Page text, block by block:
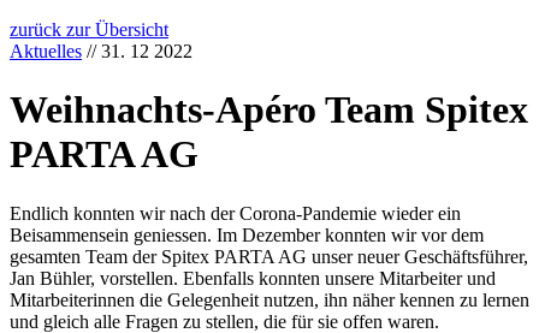
zurück zur Übersicht
Aktuelles //31. 12 2022
Weihnachts-Apéro Team Spitex
PARTA AG
Endlich konnten wir nach der Corona-Pandemie wieder ein
Beisammensein geniessen. Im Dezember konnten wir vor dem
gesamten Team der Spitex PARTA AG unser neuer Geschäftsführer,
Jan Bühler, vorstellen. Ebenfalls konnten unsere Mitarbeiter und
Mitarbeiterinnen die Gelegenheit nutzen, ihn näher kennen zu lernen
und gleich alle Fragen zu stellen, die für sie offen waren.